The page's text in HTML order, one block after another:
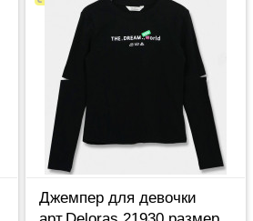
Джемпер для девочки